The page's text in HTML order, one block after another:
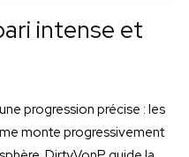
intense et
progression précise : les
monte progressivement